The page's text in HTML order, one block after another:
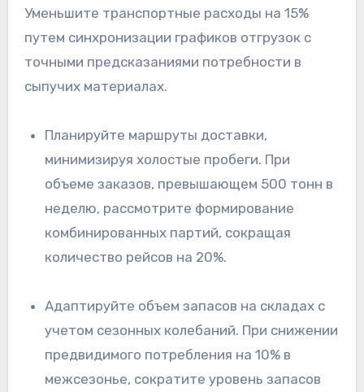
Уменьшите транспортные расходы на 15%
путем синхронизации графиков отгрузок с
точными предсказаниями потребности в
сыпучих материалах.
Планируйте маршруты доставки,
минимизируя холостые пробеги. При
объеме заказов, превышающем 500 тонн в
неделю, рассмотрите формирование
комбинированных партий, сокращая
количество рейсов на 20%.
Адаптируйте объем запасов на складах с
учетом сезонных колебаний. При снижении
предвидимого потребления на 10% в
межсезонье, сократите уровень запасов